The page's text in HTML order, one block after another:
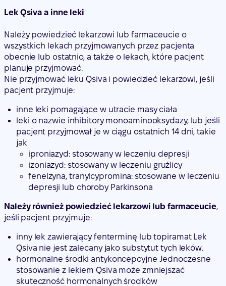
Lek Qsiva a inne leki
Należy powiedzieć lekarzowi lub farmaceucie o
wszystkich lekach przyjmowanych przez pacjenta
obecnie lub ostatnio, a także o lekach, które pacjent
planuje przyjmować.
Nie przyjmować leku Qsiva i powiedzieć lekarzowi, jeśli
pacjent przyjmuje:
inne leki pomagające w utracie masy ciała
leki o nazwie inhibitory monoaminooksydazy, lub jeśli
pacjent przyjmował je w ciągu ostatnich 14 dni, takie
jak
iproniazyd: stosowany w leczeniu depresji
izoniazyd: stosowany w leczeniu gruźlicy
fenelzyna, tranylcypromina: stosowane w leczeniu
depresji lub choroby Parkinsona
Należy również powiedzieć lekarzowi lub farmaceucie,
jeśli pacjent przyjmuje:
inny lek zawierający fenterminę lub topiramat Lek
Qsiva nie jest zalecany jako substytut tych leków.
hormonalne środki antykoncepcyjne Jednoczesne
stosowanie z lekiem Qsiva może zmniejszać
skuteczność hormonalnych środków